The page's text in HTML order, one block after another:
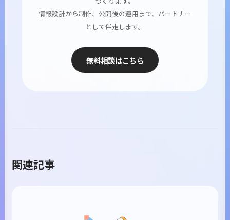
情報設計から制作、公開後の運用まで、パートナー
として伴走します。
無料相談はこちら
関連記事